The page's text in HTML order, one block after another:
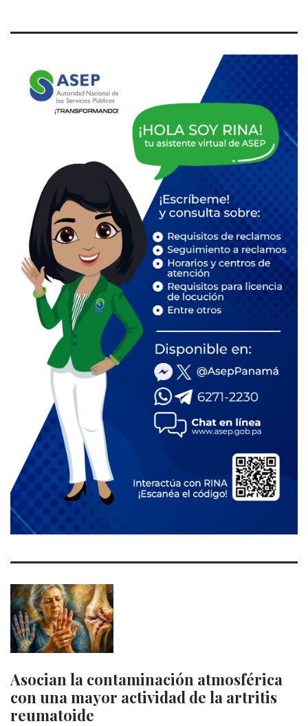
Asocian la contaminación atmosférica
con una mayor actividad de la artritis
reumatoide